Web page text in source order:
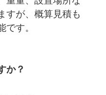
すが、概算見積も
です。
か？